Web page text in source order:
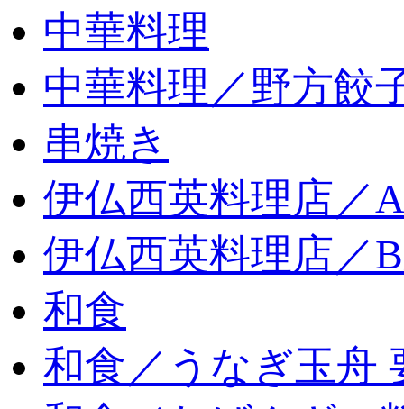
中華料理
中華料理／野方餃
串焼き
伊仏西英料理店／
伊仏西英料理店／
和食
和食／うなぎ玉舟